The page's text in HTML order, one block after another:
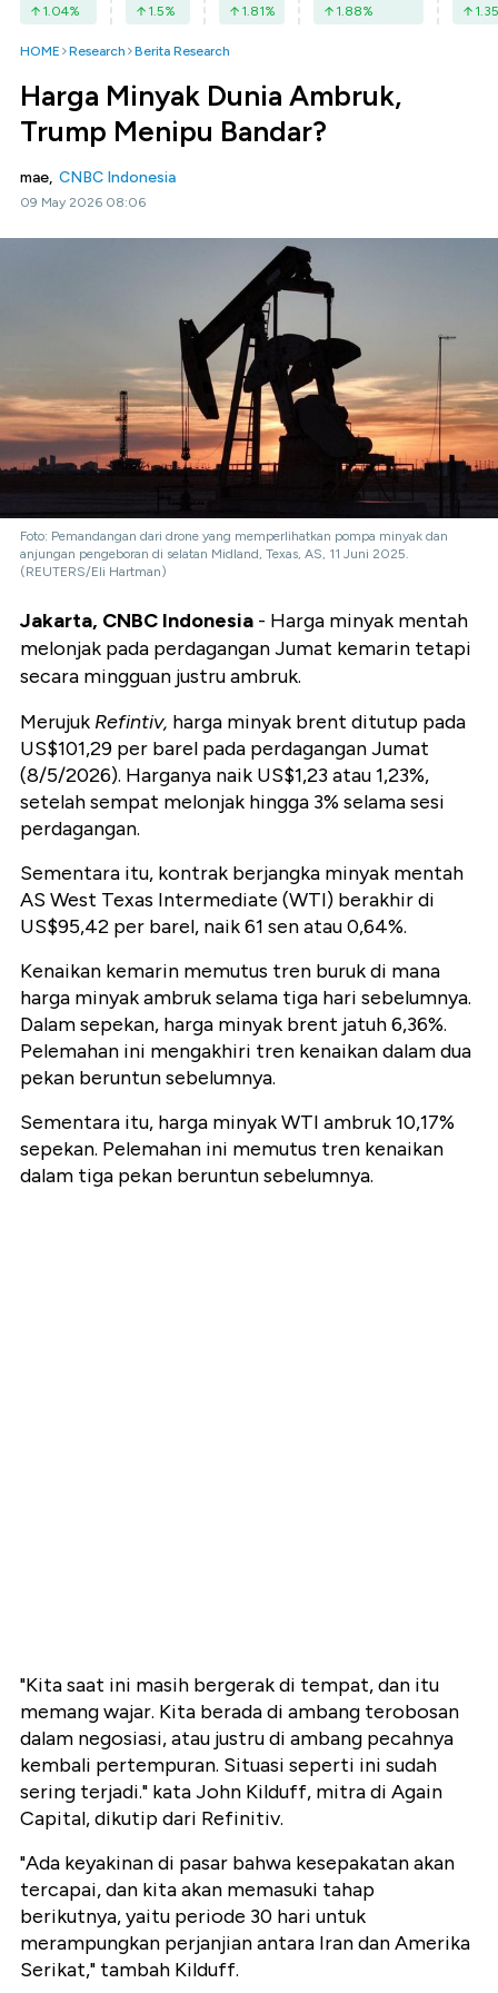
1.04% 1.5% 1.81% 1.88% 1.35
HOME Research Berita Research
Harga Minyak Dunia Ambruk,
Trump Menipu Bandar?
mae, CNBC Indonesia
09 May 2026 08:06
Foto: Pemandangan dari drone yang memperlihatkan pompa minyak dan
anjungan pengeboran di selatan Midland, Texas, AS, 11 Juni 2025.
(REUTERS/Eli Hartman)
Jakarta, CNBC Indonesia - Harga minyak mentah
melonjak pada perdagangan Jumat kemarin tetapi
secara mingguan justru ambruk.
Merujuk Refintiv, harga minyak brent ditutup pada
US$101,29 per barel pada perdagangan Jumat
(8/5/2026). Harganya naik US$1,23 atau 1,23%,
setelah sempat melonjak hingga 3% selama sesi
perdagangan.
Sementara itu, kontrak berjangka minyak mentah
AS West Texas Intermediate (WTI) berakhir di
US$95,42 per barel, naik 61 sen atau 0,64%.
Kenaikan kemarin memutus tren buruk di mana
harga minyak ambruk selama tiga hari sebelumnya.
Dalam sepekan, harga minyak brent jatuh 6,36%.
Pelemahan ini mengakhiri tren kenaikan dalam dua
pekan beruntun sebelumnya.
Sementara itu, harga minyak WTI ambruk 10,17%
sepekan. Pelemahan ini memutus tren kenaikan
dalam tiga pekan beruntun sebelumnya.
"Kita saat ini masih bergerak di tempat, dan itu
memang wajar. Kita berada di ambang terobosan
dalam negosiasi, atau justru di ambang pecahnya
kembali pertempuran. Situasi seperti ini sudah
sering terjadi." kata John Kilduff, mitra di Again
Capital, dikutip dari Refinitiv.
"Ada keyakinan di pasar bahwa kesepakatan akan
tercapai, dan kita akan memasuki tahap
berikutnya, yaitu periode 30 hari untuk
merampungkan perjanjian antara Iran dan Amerika
Serikat," tambah Kilduff.